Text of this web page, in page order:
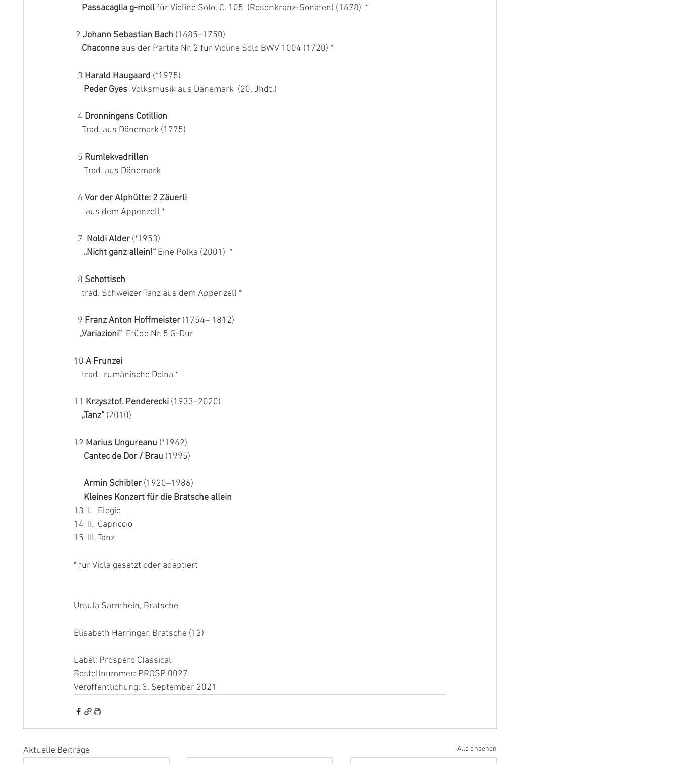
Passacaglia g-moll für Violine Solo, C. 105  (Rosenkranz-Sonaten) (1678)  *
2 Johann Sebastian Bach (1685–1750)
Chaconne aus der Partita Nr. 2 für Violine Solo BWV 1004 (1720) *
  3
Harald Haugaard (*1975)
Peder Gyes
  Volksmusik aus Dänemark  (20. Jhdt.)
  4
Dronningens Cotillion
Trad. aus Dänemark (1775)
  5
Rumlekvadrillen
     Trad. aus Dänemark
  6
Vor der Alphütte: 2 Zäuerli
      aus dem Appenzell *
  7
Noldi Alder (*1953)
„Nicht ganz allein!“ Eine Polka (2001)  *
  8
Schottisch
    trad. Schweizer Tanz aus dem Appenzell *
  9
Franz Anton Hoffmeister (1754– 1812)
„Variazioni“ Etüde Nr. 5 G-Dur
10 A Frunzei
    trad.  rumänische Doina *
11 Krzysztof. Penderecki (1933–2020)
„Tanz“ (2010)
12 Marius Ungureanu (*1962)
Cantec de Dor / Brau (1995)
Armin Schibler (1920–1986)
Kleines Konzert für die Bratsche allein
13 I.   Elegie
14  II.  Capriccio
15  III. Tanz
* für Viola gesetzt oder adaptiert
Ursula Sarnthein, Bratsche
Elisabeth Harringer, Bratsche (12)
Label: Prospero Classical
Bestellnummer: PROSP 0027
Veröffentlichung: 3. September 2021
Aktuelle Beiträge Alle ansehen